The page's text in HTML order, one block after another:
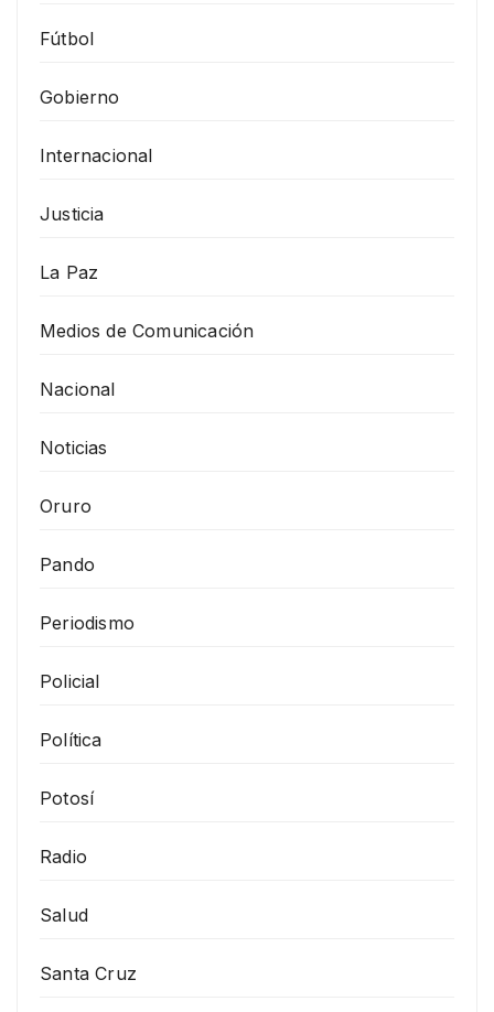
Fútbol
Gobierno
Internacional
Justicia
La Paz
Medios de Comunicación
Nacional
Noticias
Oruro
Pando
Periodismo
Policial
Política
Potosí
Radio
Salud
Santa Cruz